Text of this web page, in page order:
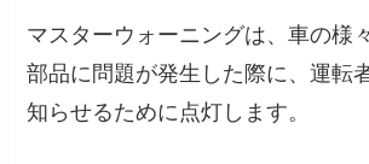
マスターウォーニングは、車の様
部品に問題が発生した際に、運転
知らせるために点灯します。